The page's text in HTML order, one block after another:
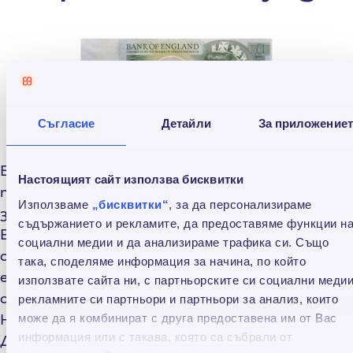
Съгласие Детайли За
Настоящият сайт използва бисквитки
Използваме „бисквитки“, за да персонализираме
съдържанието и рекламите, да предоставяме функции на
социални медии и да анализираме трафика си. Също
така, споделяме информация за начина, по който
използвате сайта ни, с партньорските си социални
рекламните си партньори и партньори за анализ, които
може да я комбинират с друга предоставена им от Вас
информация или с такава, която са събрали от
Британският паунд в момента се намира на
пето място по стабилност, но валутата вече
започва да страда от вероятността
Великобритания да излезе от Европейския
съюз – т.нар. Брекзит. Очакванията,
естествено, са, че ако този сценарий се
осъществи, британската лира ще се срине.
Никой не може да каже с колко, но милиардерът
Джордж Сорос даде прогноза, че ефектът ще е